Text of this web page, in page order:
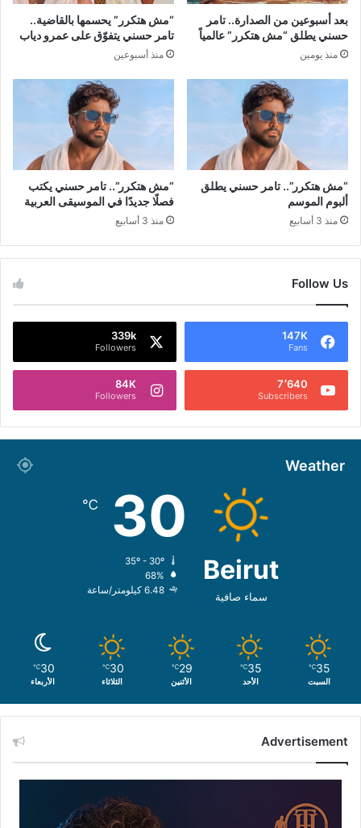
بعد أسبوعين من الصدارة.. تامر
حسني يطلق “مش هتكرر” عالمياً
منذ يومين
“مش هتكرر” يحسمها بالقاضية..
تامر حسني يتفوّق على عمرو دياب
منذ أسبوعين
“مش هتكرر”.. تامر حسني يطلق
ألبوم الموسم
منذ 3 أسابيع
“مش هتكرر”.. تامر حسني يكتب
فصلًا جديدًا في الموسيقى العربية
منذ 3 أسابيع
Follow Us
147K
Fans
339k
Followers
7٬640
Subscribers
84K
Followers
Weather
Beirut
سماء صافية
30
℃
68%
6.48 كيلومتر/ساعة
35
℃
السبت
35
℃
الأحد
29
℃
الأثنين
30
℃
الثلاثاء
30
℃
الأربعاء
Advertisement